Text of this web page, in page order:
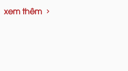
xem thêm